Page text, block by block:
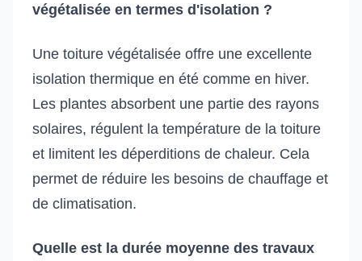
végétalisée en termes d'isolation ?
Une toiture végétalisée offre une excellente
isolation thermique en été comme en hiver.
Les plantes absorbent une partie des rayons
solaires, régulent la température de la toiture
et limitent les déperditions de chaleur. Cela
permet de réduire les besoins de chauffage et
de climatisation.
Quelle est la durée moyenne des travaux